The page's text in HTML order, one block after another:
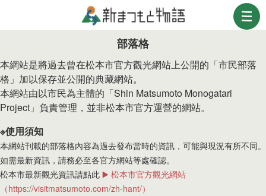
部落格
本網站是將過去曾在松本市官方觀光網站上公開的「市民部落
格」加以保存並公開的典藏網站。
本網站由以市民為主體的「Shin Matsumoto Monogatari
Project」負責管理，並非松本市官方運營的網站。
※使用須知
本網站刊載的部落格內容為過去發布當時的資訊，可能與現況有所不同。
如需最新資訊，請務必至各官方網站等處確認。
松本市最新觀光資訊請點此 ▶️ 松本市官方觀光網站
（https://visitmatsumoto.com/zh-hant/）